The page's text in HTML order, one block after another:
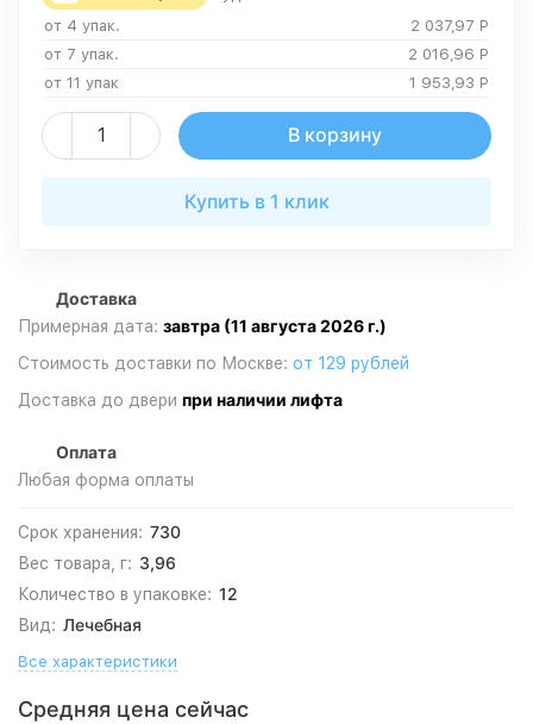
от 4 упак. 2 037,97 Р
от 7 упак.
2 016,96 Р
от 11 упак
1 953,93 Р
В корзину
Купить в 1 клик
Доставка
Примерная дата: завтра (11 августа 2026 г.)
Стоимость доставки по Москве: от 129 рублей
Доставка до двери при наличии лифта
Оплата
Любая форма оплаты
Срок хранения: 730
Вес товара, г: 3,96
Количество в упаковке: 12
Вид: Лечебная
Все характеристики
Средняя цена сейчас